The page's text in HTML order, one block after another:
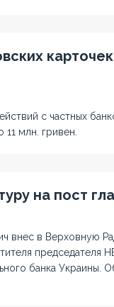
с частных
11 млн. гривен.
на пост
внес в Верховную
председателя
банка Украины.